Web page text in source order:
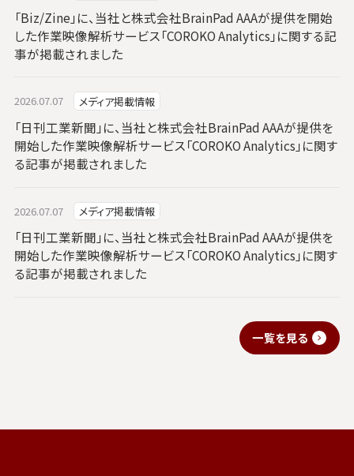
「Biz/Zine」に、当社と株式会社BrainPad AAAが提供を開始
した作業映像解析サービス「COROKO Analytics」に関する記
事が掲載されました
2026.07.07 メディア掲載情報
「日刊工業新聞」に、当社と株式会社BrainPad AAAが提供を
開始した作業映像解析サービス「COROKO Analytics」に関す
る記事が掲載されました
2026.07.07 メディア掲載情報
「日刊工業新聞」に、当社と株式会社BrainPad AAAが提供を
開始した作業映像解析サービス「COROKO Analytics」に関す
る記事が掲載されました
一覧を見る